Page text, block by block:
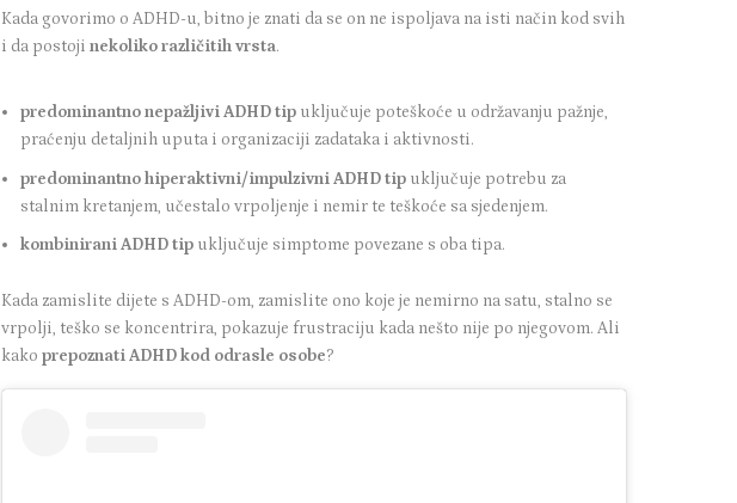
Kada govorimo o ADHD-u, bitno je znati da se on ne ispoljava na isti način kod svih
i da postojinekoliko različitih vrsta.
predominantno nepažljivi ADHD tip uključuje poteškoće u održavanju pažnje,
praćenju detaljnih uputa i organizaciji zadataka i aktivnosti.
predominantno hiperaktivni/impulzivni ADHD tip uključuje potrebu za
stalnim kretanjem, učestalo vrpoljenje i nemir te teškoće sa sjedenjem.
kombinirani ADHDtip uključuje simptome povezane s oba tipa.
Kada zamislite dijete s ADHD-om, zamislite ono koje je nemirno na satu, stalno se
vrpolji, teško se koncentrira, pokazuje frustraciju kada nešto nije po njegovom. Ali
kakoprepoznati ADHD kod odrasle osobe?